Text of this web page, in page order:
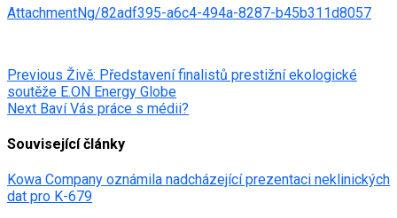
AttachmentNg/82adf395-a6c4-494a-8287-b45b311d8057
Post
navigation
Previous Živě: Představení finalistů prestižní ekologické
soutěže E.ON Energy Globe
Next Baví Vás práce s médii?
Související články
Kowa Company oznámila nadcházející prezentaci neklinických
dat pro K-679